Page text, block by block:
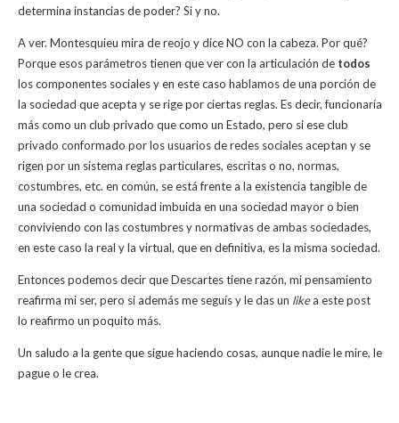
determina instancias de poder? Si y no.
A ver. Montesquieu mira de reojo y dice NO con la cabeza. Por qué?
Porque esos parámetros tienen que ver con la articulación de todos
los componentes sociales y en este caso hablamos de una porción de
la sociedad que acepta y se rige por ciertas reglas. Es decir, funcionaría
más como un club privado que como un Estado, pero si ese club
privado conformado por los usuarios de redes sociales aceptan y se
rigen por un sistema reglas particulares, escritas o no, normas,
costumbres, etc. en común, se está frente a la existencia tangible de
una sociedad o comunidad imbuida en una sociedad mayor o bien
conviviendo con las costumbres y normativas de ambas sociedades,
en este caso la real y la virtual, que en definitiva, es la misma sociedad.
Entonces podemos decir que Descartes tiene razón, mi pensamiento
reafirma mi ser, pero si además me seguís y le das un likea este post
lo reafirmo un poquito más.
Un saludo a la gente que sigue haciendo cosas, aunque nadie le mire, le
pague o le crea.